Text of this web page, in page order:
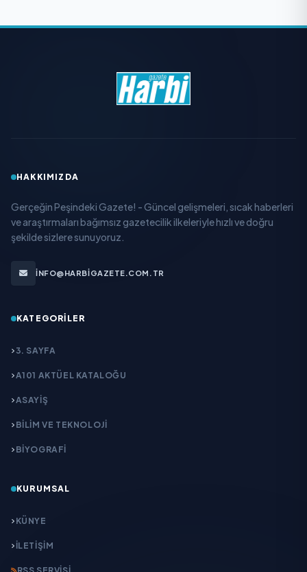
HAKKIMIZDA
Gerçeğin Peşindeki Gazete! - Güncel gelişmeleri, sıcak haberleri
ve araştırmaları bağımsız gazetecilik ilkeleriyle hızlı ve doğru
şekilde sizlere sunuyoruz.
INFO@HARBIGAZETE.COM.TR
KATEGORILER
3. SAYFA
A101 AKTÜEL KATALOĞU
ASAYİŞ
BİLİM VE TEKNOLOJİ
BİYOGRAFİ
KURUMSAL
KÜNYE
İLETIŞIM